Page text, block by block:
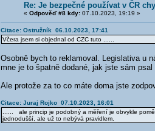
Re: Je bezpečné používat v ČR
« Odpověď #8 kdy:07.10.2023, 19:19 »
Citace: Ostružník 06.10.2023, 17:41
Včera jsem si objednal od CZC tuto ......
Osobně bych to reklamoval. Legislativa u
mne je to špatně dodané, jak jste sám
Ale protože za to co máte doma jste
Citace: Juraj Rojko 07.10.2023, 16:01
...... ale princip je podobný a měření je obvykle
jednodušší, ale už to nebývá pravidlem.